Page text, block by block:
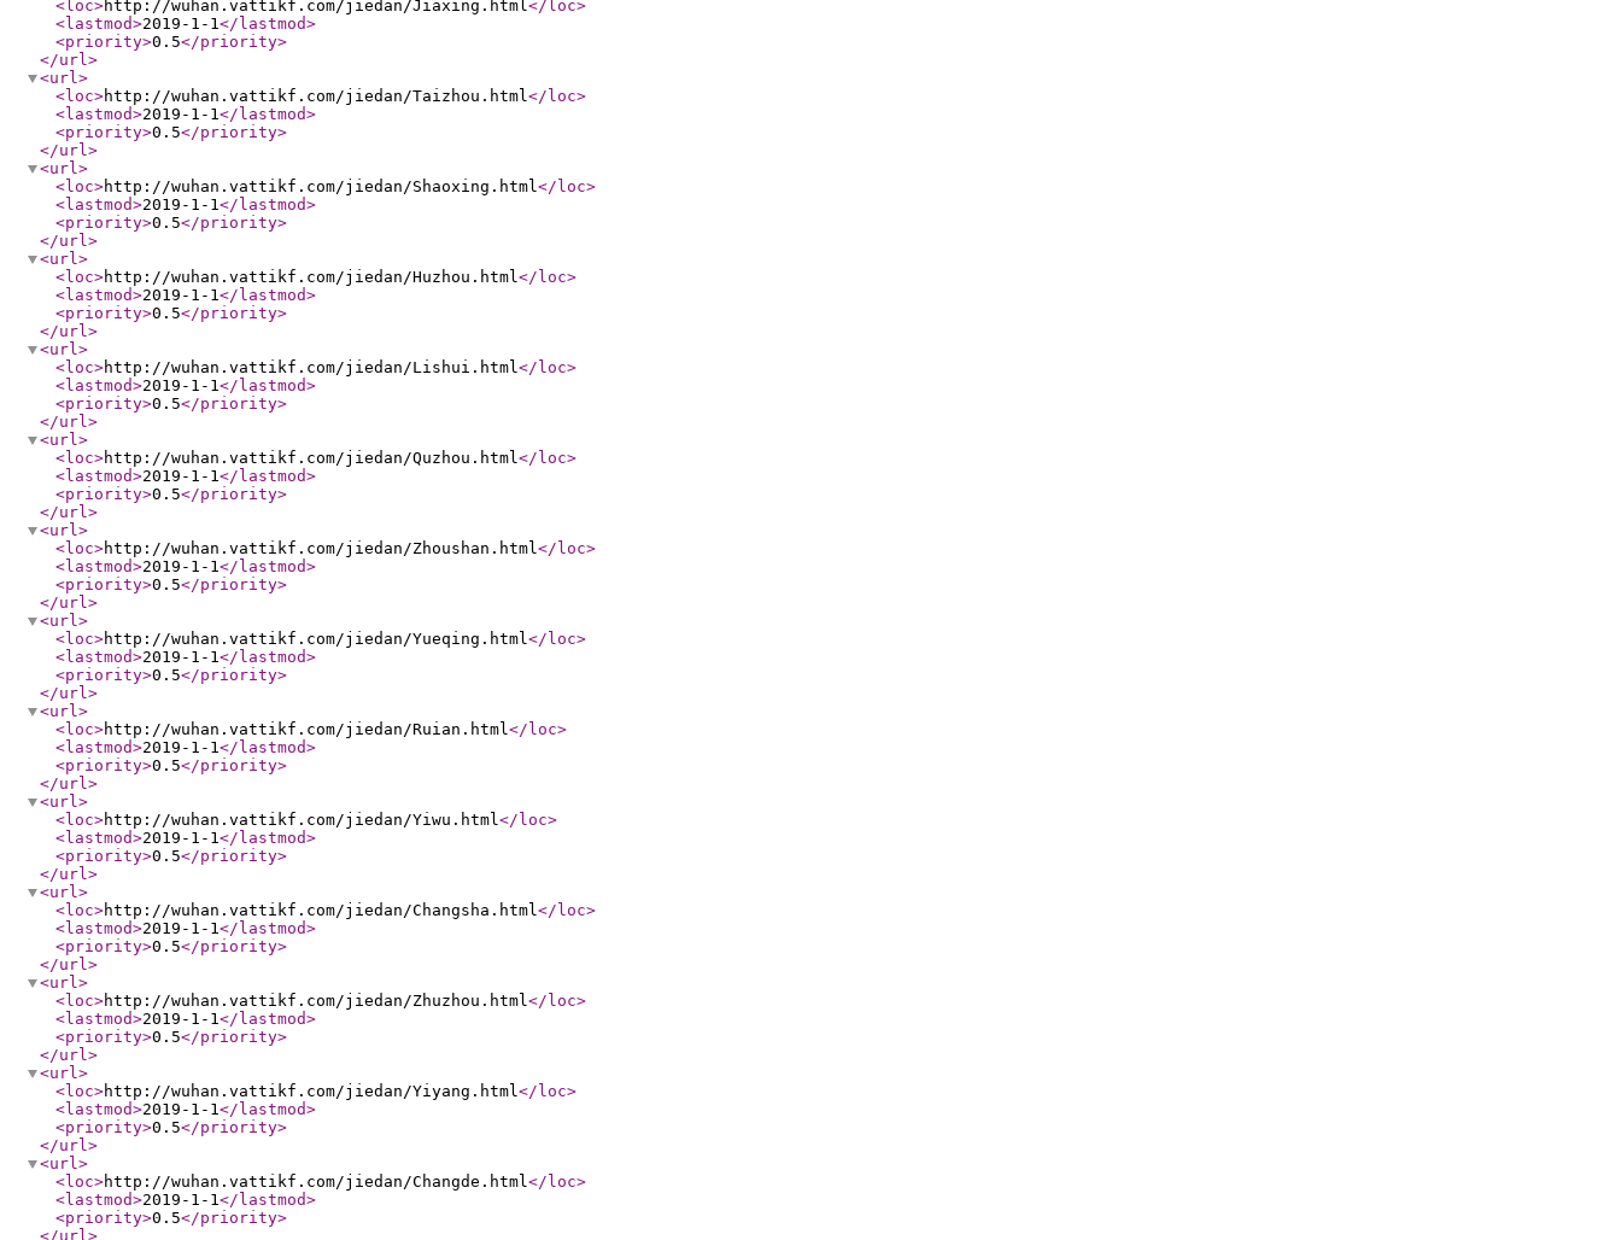
<loc>http://wuhan.vattikf.com/jiedan/Jiaxing.html</loc>
<lastmod>2019-1-1</lastmod>
<priority>0.5</priority>
</url>
<url>
<loc>http://wuhan.vattikf.com/jiedan/Taizhou.html</loc>
<lastmod>2019-1-1</lastmod>
<priority>0.5</priority>
</url>
<url>
<loc>http://wuhan.vattikf.com/jiedan/Shaoxing.html</loc>
<lastmod>2019-1-1</lastmod>
<priority>0.5</priority>
</url>
<url>
<loc>http://wuhan.vattikf.com/jiedan/Huzhou.html</loc>
<lastmod>2019-1-1</lastmod>
<priority>0.5</priority>
</url>
<url>
<loc>http://wuhan.vattikf.com/jiedan/Lishui.html</loc>
<lastmod>2019-1-1</lastmod>
<priority>0.5</priority>
</url>
<url>
<loc>http://wuhan.vattikf.com/jiedan/Quzhou.html</loc>
<lastmod>2019-1-1</lastmod>
<priority>0.5</priority>
</url>
<url>
<loc>http://wuhan.vattikf.com/jiedan/Zhoushan.html</loc>
<lastmod>2019-1-1</lastmod>
<priority>0.5</priority>
</url>
<url>
<loc>http://wuhan.vattikf.com/jiedan/Yueqing.html</loc>
<lastmod>2019-1-1</lastmod>
<priority>0.5</priority>
</url>
<url>
<loc>http://wuhan.vattikf.com/jiedan/Ruian.html</loc>
<lastmod>2019-1-1</lastmod>
<priority>0.5</priority>
</url>
<url>
<loc>http://wuhan.vattikf.com/jiedan/Yiwu.html</loc>
<lastmod>2019-1-1</lastmod>
<priority>0.5</priority>
</url>
<url>
<loc>http://wuhan.vattikf.com/jiedan/Changsha.html</loc>
<lastmod>2019-1-1</lastmod>
<priority>0.5</priority>
</url>
<url>
<loc>http://wuhan.vattikf.com/jiedan/Zhuzhou.html</loc>
<lastmod>2019-1-1</lastmod>
<priority>0.5</priority>
</url>
<url>
<loc>http://wuhan.vattikf.com/jiedan/Yiyang.html</loc>
<lastmod>2019-1-1</lastmod>
<priority>0.5</priority>
</url>
<url>
<loc>http://wuhan.vattikf.com/jiedan/Changde.html</loc>
<lastmod>2019-1-1</lastmod>
<priority>0.5</priority>
</url >